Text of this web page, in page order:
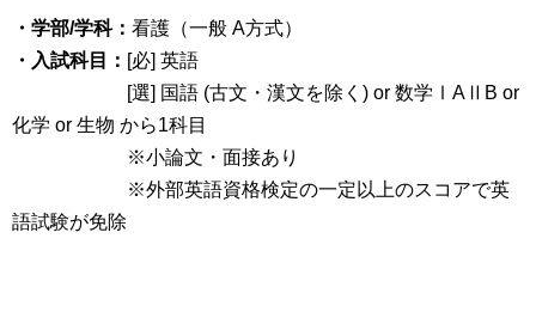
・学部/学科： 看護（一般 A方式）
・入試科目： [必] 英語
[選] 国語 (古文・漢文を除く) or 数学ⅠAⅡB or
化学 or 生物 から1科目
※小論文・面接あり
※外部英語資格検定の一定以上のスコアで英
語試験が免除